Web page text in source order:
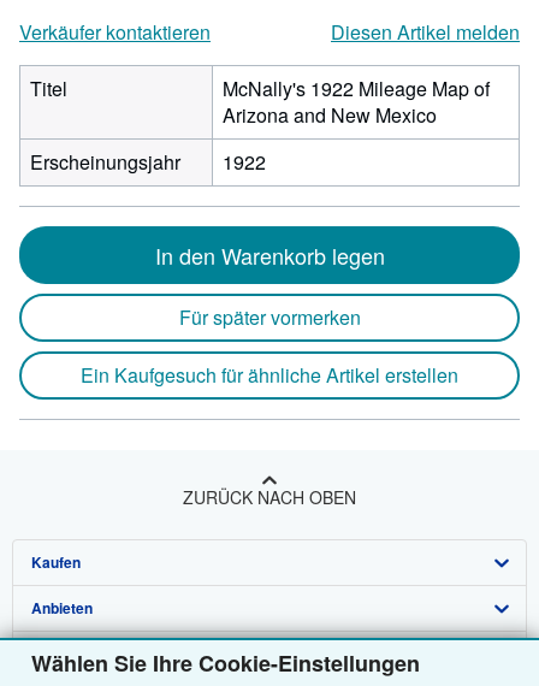
Wählen Sie Ihre Cookie-Einstellungen
Verkäufer kontaktieren
Diesen Artikel melden
Titel
McNally's 1922 Mileage Map of
Arizona and New Mexico
Erscheinungsjahr
1922
In den Warenkorb legen
Für später vormerken
Ein Kaufgesuch für ähnliche Artikel erstellen
ZURÜCK NACH OBEN
Kaufen
Detailsuche
Sammlungen
Anbieten
Verkäufer werden
Über uns